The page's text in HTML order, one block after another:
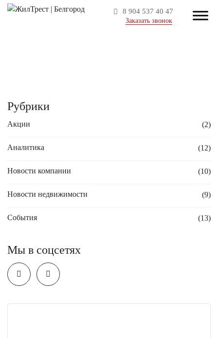
8 904 537 40 47
Заказать звонок
Рубрики
Акции (2)
Аналитика (12)
Новости компании (10)
Новости недвижимости (9)
События (13)
Мы в соцсетях